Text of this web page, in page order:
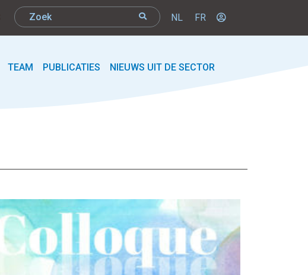
NL FR
TEAM PUBLICATIES NIEUWS UIT DE SECTOR